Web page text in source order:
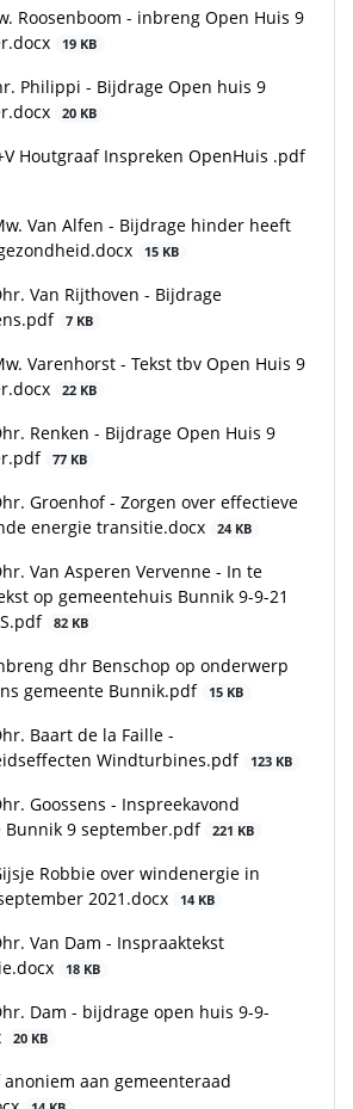
Roosenboom - inbreng Open Huis 9
19 KB
Philippi - Bijdrage Open huis 9
20 KB
Houtgraaf Inspreken OpenHuis .pdf
Van Alfen - Bijdrage hinder heeft
15 KB
Van Rijthoven - Bijdrage
7 KB
Varenhorst - Tekst tbv Open Huis 9
22 KB
Renken - Bijdrage Open Huis 9
77 KB
Groenhof - Zorgen over effectieve
energie transitie.docx
24 KB
Van Asperen Vervenne - In te
op gemeentehuis Bunnik 9-9-21
82 KB
dhr Benschop op onderwerp
gemeente Bunnik.pdf
15 KB
Baart de la Faille -
Windturbines.pdf
123 KB
Goossens - Inspreekavond
Bunnik 9 september.pdf
221 KB
Robbie over windenergie in
2021.docx
14 KB
Van Dam - Inspraaktekst
18 KB
Dam - bijdrage open huis 9-9-
20 KB
anoniem aan gemeenteraad